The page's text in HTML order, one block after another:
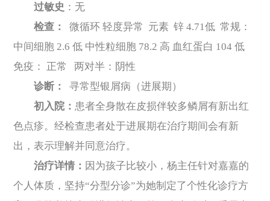
过敏史 ：无
检查：
微循环 轻度异常 元素 锌 4.71低 常规：
中间细胞 2.6 低 中性粒细胞 78.2 高 血红蛋白 104 低
免疫： 正常 两对半：阴性
诊断：
寻常型银屑病（进展期）
初入院： 患者全身散在皮损伴较多鳞屑有新出红
色点疹。经检查患者处于进展期在治疗期间会有新
出，表示理解并同意治疗。
治疗详情： 因为孩子比较小，杨主任针对嘉嘉的
个人体质，坚持“分型分诊”为她制定了个性化诊疗方